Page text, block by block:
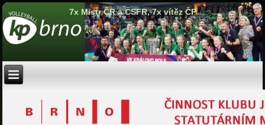
7x Mistr ČR a ČSFR, 7x vítěz ČP